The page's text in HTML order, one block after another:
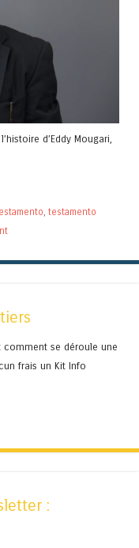
d’Eddy Mougari,
testamento
comment se déroule une
frais un Kit Info
: